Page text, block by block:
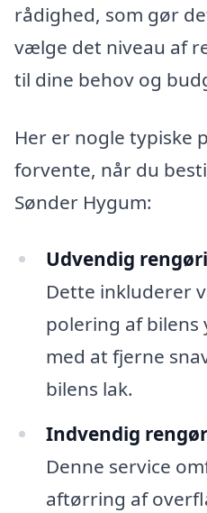
rådighed, som gør
vælge det niveau af
til dine behov og
Her er nogle typiske
forvente, når du
Sønder Hygum:
Udvendig
Dette inkluderer
polering af
med at fjerne
bilens lak.
Indvendig
Denne service
aftørring af